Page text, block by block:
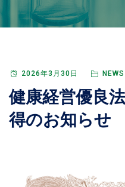
2026年3月30日
健康経営優良
得のお知らせ